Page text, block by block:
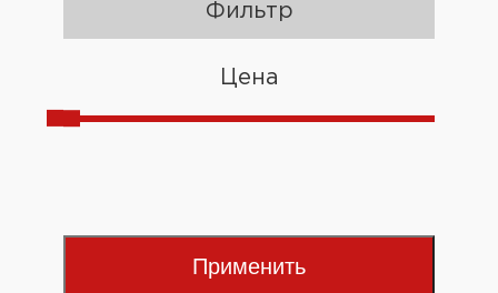
Фильтр
Цена
Применить